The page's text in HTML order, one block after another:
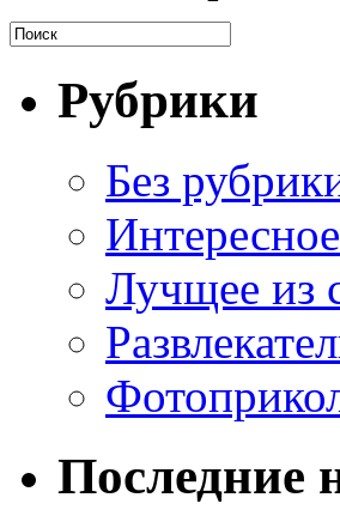
Рубрики
Без
Интересное
Лучщее из
Последние